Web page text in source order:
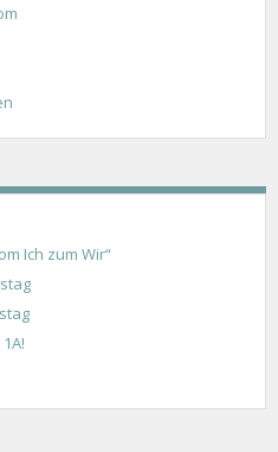
Ich zum Wir“